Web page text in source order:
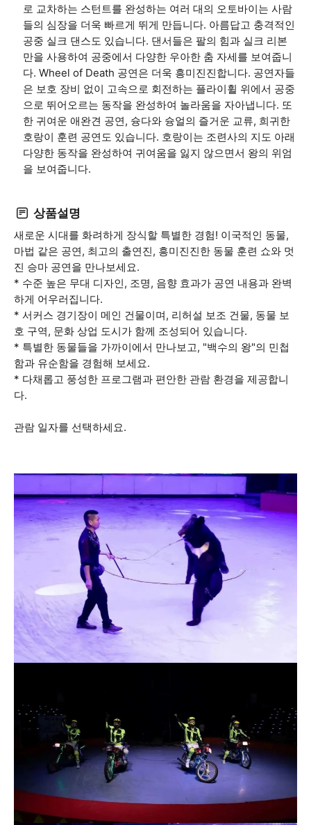
로 교차하는 스턴트를 완성하는 여러 대의 오토바이는 사람
들의 심장을 더욱 빠르게 뛰게 만듭니다. 아름답고 충격적인
공중 실크 댄스도 있습니다. 댄서들은 팔의 힘과 실크 리본
만을 사용하여 공중에서 다양한 우아한 춤 자세를 보여줍니
다. Wheel of Death 공연은 더욱 흥미진진합니다. 공연자들
은 보호 장비 없이 고속으로 회전하는 플라이휠 위에서 공중
으로 뛰어오르는 동작을 완성하여 놀라움을 자아냅니다. 또
한 귀여운 애완견 공연, 슝다와 슝얼의 즐거운 교류, 희귀한
호랑이 훈련 공연도 있습니다. 호랑이는 조련사의 지도 아래
다양한 동작을 완성하여 귀여움을 잃지 않으면서 왕의 위엄
을 보여줍니다.
상품설명
새로운 시대를 화려하게 장식할 특별한 경험! 이국적인 동물,
마법 같은 공연, 최고의 출연진, 흥미진진한 동물 훈련 쇼와 멋
진 승마 공연을 만나보세요.
* 수준 높은 무대 디자인, 조명, 음향 효과가 공연 내용과 완벽
하게 어우러집니다.
* 서커스 경기장이 메인 건물이며, 리허설 보조 건물, 동물 보
호 구역, 문화 상업 도시가 함께 조성되어 있습니다.
* 특별한 동물들을 가까이에서 만나보고, "백수의 왕"의 민첩
함과 유순함을 경험해 보세요.
* 다채롭고 풍성한 프로그램과 편안한 관람 환경을 제공합니
다.
관람 일자를 선택하세요.